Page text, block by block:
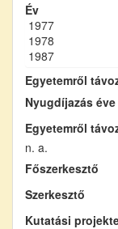
Év
1977
1978
1987
Egyetemről
Nyugdíjazás éve
Egyetemről
n. a.
Főszerkesztő
Szerkesztő
Kutatási